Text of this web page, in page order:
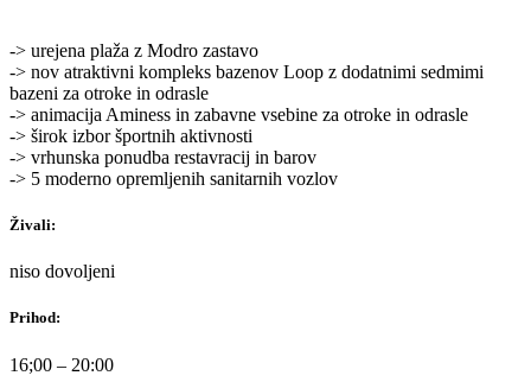
-> urejena plaža z Modro zastavo
-> nov atraktivni kompleks bazenov Loop z dodatnimi sedmimi
bazeni za otroke in odrasle
-> animacija Aminess in zabavne vsebine za otroke in odrasle
-> širok izbor športnih aktivnosti
-> vrhunska ponudba restavracij in barov
-> 5 moderno opremljenih sanitarnih vozlov
Živali:
niso dovoljeni
Prihod:
16;00 – 20:00